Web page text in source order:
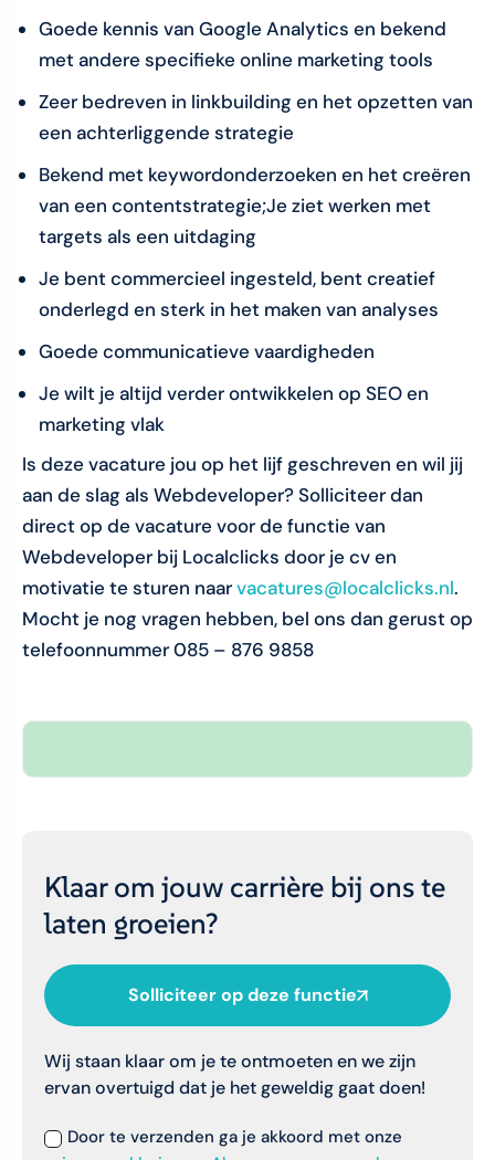
Goede kennis van Google Analytics en bekend
met andere specifieke online marketing tools
Zeer bedreven in linkbuilding en het opzetten van
een achterliggende strategie
Bekend met keywordonderzoeken en het creëren
van een contentstrategie;Je ziet werken met
targets als een uitdaging
Je bent commercieel ingesteld, bent creatief
onderlegd en sterk in het maken van analyses
Goede communicatieve vaardigheden
Je wilt je altijd verder ontwikkelen op SEO en
marketing vlak
Is deze vacature jou op het lijf geschreven en wil jij
aan de slag als Webdeveloper? Solliciteer dan
direct op de vacature voor de functie van
Webdeveloper bij Localclicks door je cv en
motivatie te sturen naarvacatures@localclicks.nl.
Mocht je nog vragen hebben, bel ons dan gerust op
telefoonnummer 085 – 876 9858
Klaar om jouw carrière bij ons te
laten groeien?
Solliciteer op deze functie
Wij staan klaar om je te ontmoeten en we zijn
ervan overtuigd dat je het geweldig gaat doen!
Door te verzenden ga je akkoord met onze